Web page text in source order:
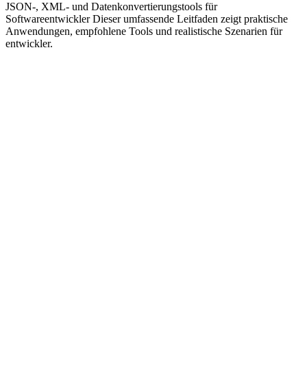
JSON-, XML- und Datenkonvertierungstools für
Softwareentwickler Dieser umfassende Leitfaden zeigt praktische
Anwendungen, empfohlene Tools und realistische Szenarien für
entwickler.